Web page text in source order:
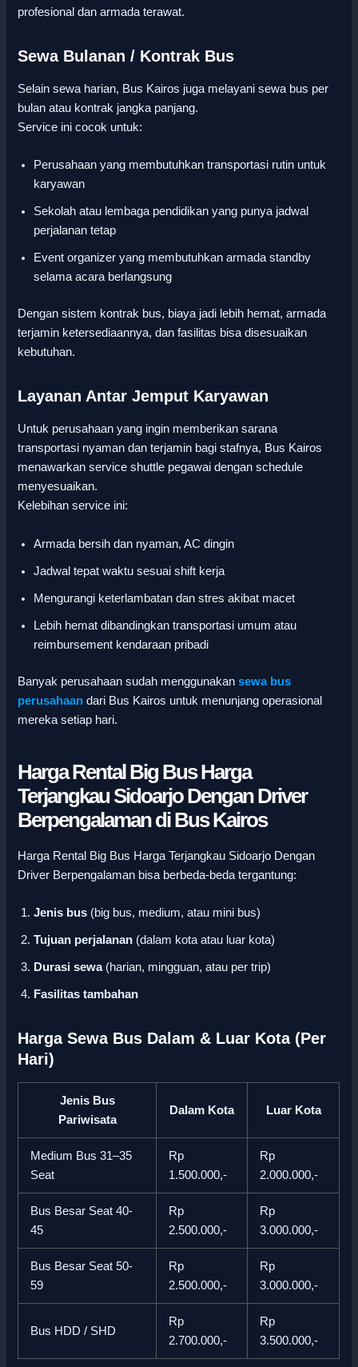
profesional dan armada terawat.
Sewa Bulanan / Kontrak Bus
Selain sewa harian, Bus Kairos juga melayani sewa bus per
bulan atau kontrak jangka panjang.
Service ini cocok untuk:
Perusahaan yang membutuhkan transportasi rutin untuk
karyawan
Sekolah atau lembaga pendidikan yang punya jadwal
perjalanan tetap
Event organizer yang membutuhkan armada standby
selama acara berlangsung
Dengan sistem kontrak bus, biaya jadi lebih hemat, armada
terjamin ketersediaannya, dan fasilitas bisa disesuaikan
kebutuhan.
Layanan Antar Jemput Karyawan
Untuk perusahaan yang ingin memberikan sarana
transportasi nyaman dan terjamin bagi stafnya, Bus Kairos
menawarkan service shuttle pegawai dengan schedule
menyesuaikan.
Kelebihan service ini:
Armada bersih dan nyaman, AC dingin
Jadwal tepat waktu sesuai shift kerja
Mengurangi keterlambatan dan stres akibat macet
Lebih hemat dibandingkan transportasi umum atau
reimbursement kendaraan pribadi
Banyak perusahaan sudah menggunakan sewa bus
perusahaan dari Bus Kairos untuk menunjang operasional
mereka setiap hari.
Harga Rental Big Bus Harga
Terjangkau Sidoarjo Dengan Driver
Berpengalaman di Bus Kairos
Harga Rental Big Bus Harga Terjangkau Sidoarjo Dengan
Driver Berpengalaman bisa berbeda-beda tergantung:
Jenis bus (big bus, medium, atau mini bus)
Tujuan perjalanan (dalam kota atau luar kota)
Durasi sewa(harian, mingguan, atau per trip)
Fasilitas tambahan
Harga Sewa Bus Dalam & Luar Kota (Per
Hari)
Jenis Bus
Pariwisata
Dalam Kota Luar Kota
Medium Bus 31–35
Seat
Rp
1.500.000,-
Rp
2.000.000,-
Bus Besar Seat 40-
45
Rp
2.500.000,-
Rp
3.000.000,-
Bus Besar Seat 50-
59
Rp
2.500.000,-
Rp
3.000.000,-
Bus HDD / SHD
Rp
2.700.000,-
Rp
3.500.000,-